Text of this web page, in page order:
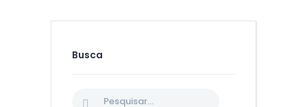
Busca